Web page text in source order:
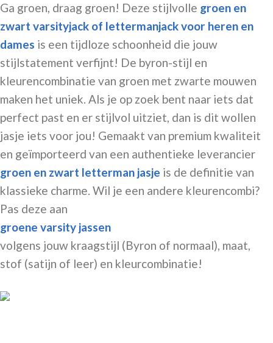
Ga groen, draag groen! Deze stijlvolle groen en
zwart varsityjack of lettermanjack voor heren en
dames is een tijdloze schoonheid die jouw
stijlstatement verfijnt! De byron-stijl en
kleurencombinatie van groen met zwarte mouwen
maken het uniek. Als je op zoek bent naar iets dat
perfect past en er stijlvol uitziet, dan is dit wollen
jasje iets voor jou! Gemaakt van premium kwaliteit
en geïmporteerd van een authentieke leverancier
groen en zwart letterman jasje is de definitie van
klassieke charme. Wil je een andere kleurencombi?
Pas deze aan
groene varsity jassen
volgens jouw kraagstijl (Byron of normaal), maat,
stof (satijn of leer) en kleurcombinatie!